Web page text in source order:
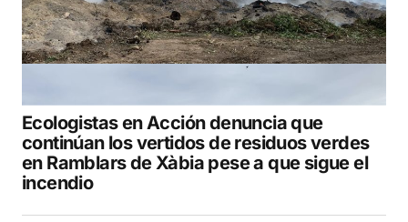
Ecologistas en Acción denuncia que
continúan los vertidos de residuos verdes
en Ramblars de Xàbia pese a que sigue el
incendio